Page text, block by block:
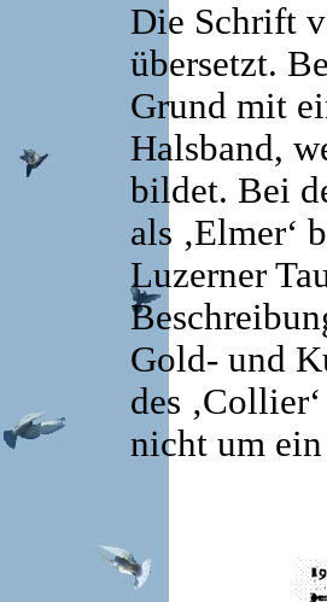
Die Schrift
übersetzt.
Grund mit
Halsband,
bildet. Bei
als ‚Elmer‘
Luzerner
Gold- und
des
nicht um